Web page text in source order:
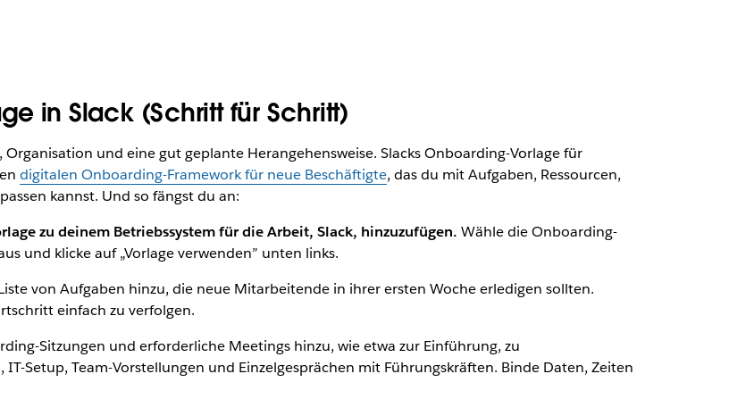
in Slack (Schritt für Schritt)
und eine gut geplante Herangehensweise. Slacks Onboarding-Vorlage für
digitalen Onboarding-Framework für neue Beschäftigte, das du mit Aufgaben, Ressourcen,
kannst. Und so fängst du an:
zu deinem Betriebssystem für die Arbeit, Slack, hinzuzufügen. Wähle die Onboarding-
und klicke auf „Vorlage verwenden” unten links.
von Aufgaben hinzu, die neue Mitarbeitende in ihrer ersten Woche erledigen sollten.
einfach zu verfolgen.
Sitzungen und erforderliche Meetings hinzu, wie etwa zur Einführung, zu
Setup, Team-Vorstellungen und Einzelgesprächen mit Führungskräften. Binde Daten, Zeiten